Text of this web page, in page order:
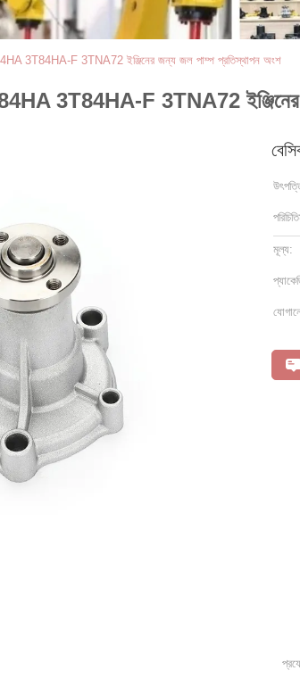
3T84HA-F 3TNA72 ইঞ্জিনের জন্য জল পাম্প প্রতিস্থাপন অংশ
3T84HA-F 3TNA72 ইঞ্জিনের
মূল্য: